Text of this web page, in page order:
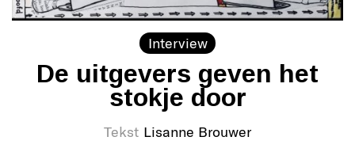
Interview
De uitgevers geven het
stokje door
Tekst Lisanne Brouwer